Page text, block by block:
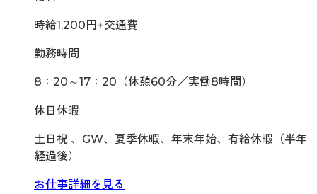
時給1,200円+交通費
勤務時間
8：20～17：20（休憩60分／実働8時間）
休日休暇
土日祝 、GW、夏季休暇、年末年始、有給休暇（半年
経過後）
お仕事詳細を見る